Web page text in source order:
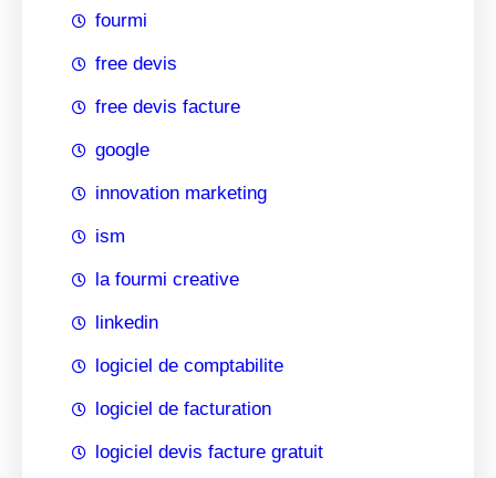
fourmi
free devis
free devis facture
google
innovation marketing
ism
la fourmi creative
linkedin
logiciel de comptabilite
logiciel de facturation
logiciel devis facture gratuit